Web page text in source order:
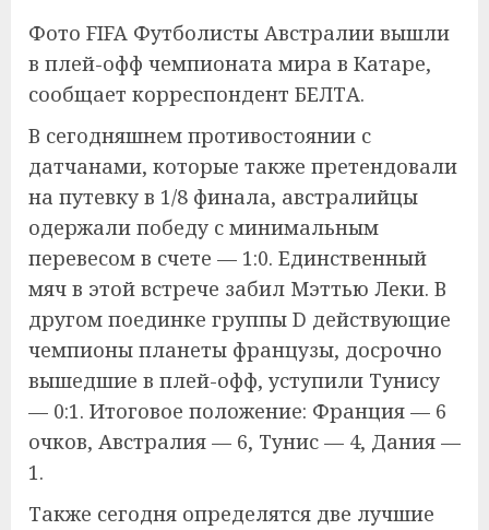
Фото FIFA Футболисты Австралии вышли
в плей-офф чемпионата мира в Катаре,
сообщает корреспондент БЕЛТА.
В сегодняшнем противостоянии с
датчанами, которые также претендовали
на путевку в 1/8 финала, австралийцы
одержали победу с минимальным
перевесом в счете — 1:0. Единственный
мяч в этой встрече забил Мэттью Леки. В
другом поединке группы D действующие
чемпионы планеты французы, досрочно
вышедшие в плей-офф, уступили Тунису
— 0:1. Итоговое положение: Франция — 6
очков, Австралия — 6, Тунис — 4, Дания —
1.
Также сегодня определятся две лучшие